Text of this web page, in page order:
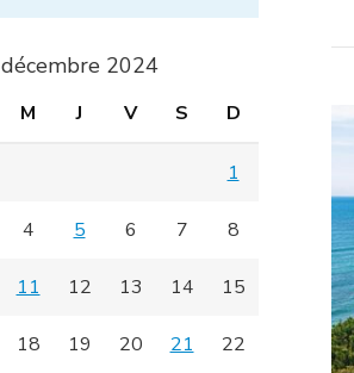
décembre 2024
M J V S D
1
4 5 6 7 8
11 12 13 14 15
18 19 20 21 22